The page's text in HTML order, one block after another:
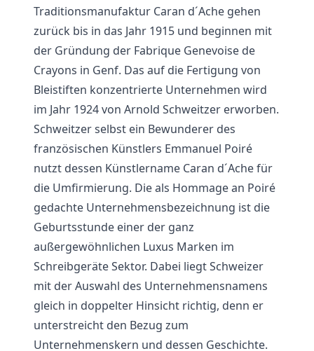
Traditionsmanufaktur Caran d´Ache gehen
zurück bis in das Jahr 1915 und beginnen mit
der Gründung der Fabrique Genevoise de
Crayons in Genf. Das auf die Fertigung von
Bleistiften konzentrierte Unternehmen wird
im Jahr 1924 von Arnold Schweitzer erworben.
Schweitzer selbst ein Bewunderer des
französischen Künstlers Emmanuel Poiré
nutzt dessen Künstlername Caran d´Ache für
die Umfirmierung. Die als Hommage an Poiré
gedachte Unternehmensbezeichnung ist die
Geburtsstunde einer der ganz
außergewöhnlichen Luxus Marken im
Schreibgeräte Sektor. Dabei liegt Schweizer
mit der Auswahl des Unternehmensnamens
gleich in doppelter Hinsicht richtig, denn er
unterstreicht den Bezug zum
Unternehmenskern und dessen Geschichte.